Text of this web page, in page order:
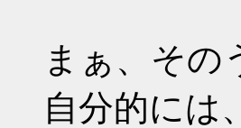
まぁ、その
自分的には